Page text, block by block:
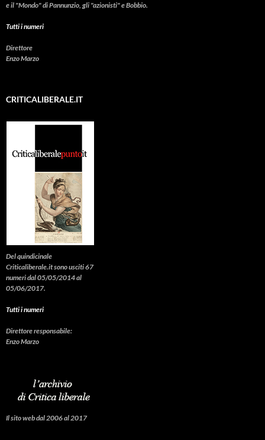
e il "Mondo" di Pannunzio, gli "azionisti" e Bobbio.
Tutti i numeri
Direttore
Enzo Marzo
CRITICALIBERALE.IT
Del quindicinale
Criticaliberale.it sono usciti 67
numeri dal 05/05/2014 al
05/06/2017.
Tutti i numeri
Direttore responsabile:
Enzo Marzo
Il sito web dal 2006 al 2017